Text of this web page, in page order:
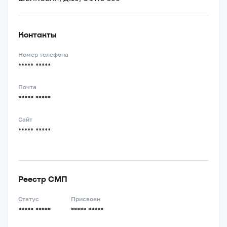
Контакты
Номер телефона
***** *****
Почта
***** *****
Сайт
***** *****
Реестр СМП
Статус
***** *****
Присвоен
***** *****